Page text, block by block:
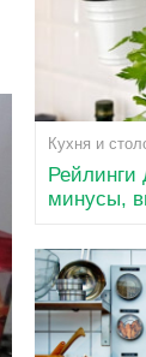
Кухня и
Рейлинги
минусы,